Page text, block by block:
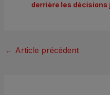
derrière les décisions
← Article précédent